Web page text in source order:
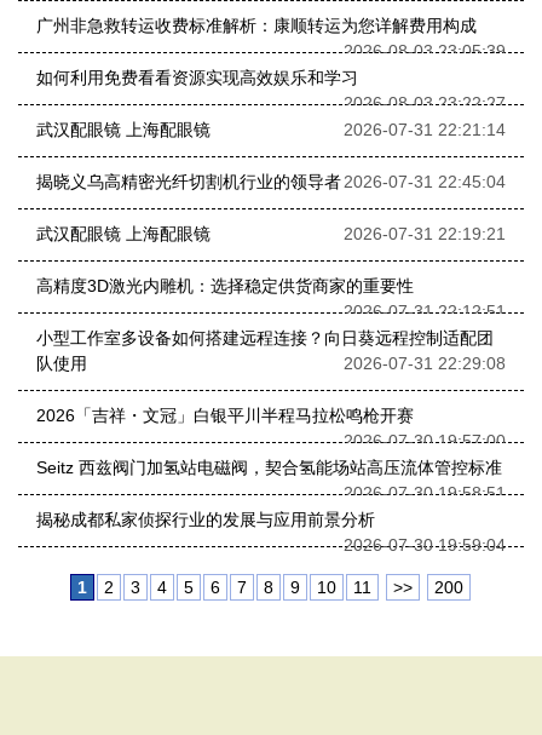
广州非急救转运收费标准解析：康顺转运为您详解费用构成
2026-08-03 23:05:39
如何利用免费看看资源实现高效娱乐和学习
2026-08-03 23:22:27
武汉配眼镜 上海配眼镜
2026-07-31 22:21:14
揭晓义乌高精密光纤切割机行业的领导者2026-07-31 22:45:04
武汉配眼镜 上海配眼镜 2026-07-31 22:19:21
高精度3D激光内雕机：选择稳定供货商家的重要性
2026-07-31 22:12:51
小型工作室多设备如何搭建远程连接？向日葵远程控制适配团
队使用
2026-07-31 22:29:08
2026「吉祥・文冠」白银平川半程马拉松鸣枪开赛
2026-07-30 19:57:00
Seitz 西兹阀门加氢站电磁阀，契合氢能场站高压流体管控标准
2026-07-30 19:58:51
揭秘成都私家侦探行业的发展与应用前景分析
2026-07-30 19:59:04
1 2 3 4 5 6 7 8 9 10 11 >> 200